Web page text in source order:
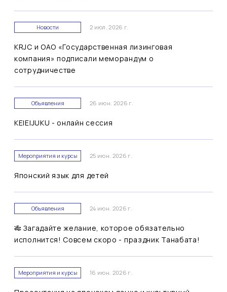
Новости 2 июл. 2026 г.
KRJC и ОАО «Государственная лизинговая
компания» подписали меморандум о
сотрудничестве
Объявления 26 июн. 2026 г.
KEIEIJUKU - онлайн сессия
Мероприятия и курсы 25 июн. 2026 г.
Японский язык для детей
Объявления 24 июн. 2026 г.
🎋 Загадайте желание, которое обязательно
исполнится! Совсем скоро - праздник Танабата!
Мероприятия и курсы 16 июн. 2026 г.